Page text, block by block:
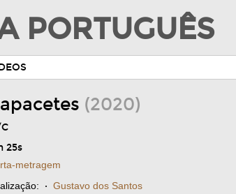
PORTUGUÊS
(2020)
25s
metragem
· Gustavo dos Santos